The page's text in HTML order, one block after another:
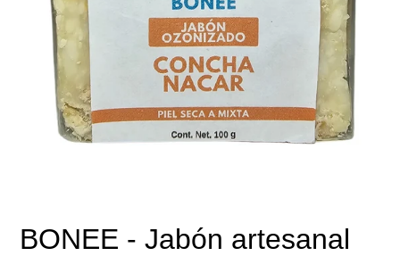
BONEE - Jabón artesanal